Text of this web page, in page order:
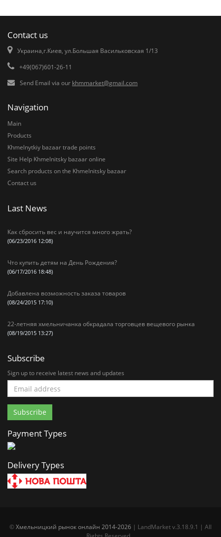
Contact us
Украина,г.Киев, ул.Большая Васильковская 1/13
+49(067)601-26-11
Send Email via our khmmarket@gmail.com
Navigation
Main
Products
Khmelnytkiy bazaar trade points
Site Help Khmelnitsky bazaar online
Search products on the Khmelnitsky bazaar
Contact us
Last News
Как сбросить вес и научится много жрать?
(06/23/2016 12:08)
Что купить детям на День Рождения?
(06/17/2016 18:48)
Добавлена возможность заказа товаров
(08/24/2015 17:10)
22-летняя хмельничанка обкрадала торговцев вещевого рынка
(08/19/2015 13:27)
Subscribe
Sign up to receive latest news and updates
Payment Types
Delivery Types
©Хмельницкий рынок онлайн 2014-2026 | LandMarket v.3.18.9.1 | All